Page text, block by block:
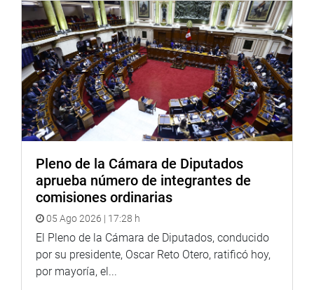
Pleno de la Cámara de Diputados
aprueba número de integrantes de
comisiones ordinarias
05 Ago 2026 | 17:28 h
El Pleno de la Cámara de Diputados, conducido
por su presidente, Oscar Reto Otero, ratificó hoy,
por mayoría, el...